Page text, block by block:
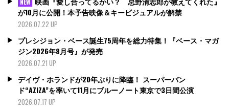
NEW
が10月に公開！本予告映像＆キービジュアルが解禁
2026.07.22 UP
プレシジョン・ベース誕生75周年を総力特集！『ベース・マガ
ジン2026年8月号』が発売
2026.07.21 UP
デイヴ・ホランドが20年ぶりに降臨！ スーパーバン
ド“AZIZA”を率いて11月にブルーノート東京で3日間公演
2026.07.17 UP